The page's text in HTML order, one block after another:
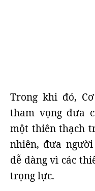
Trong khi đó,
tham vọng đưa
một thiên thạch
nhiên, đưa
dễ dàng vì các
trọng lực.